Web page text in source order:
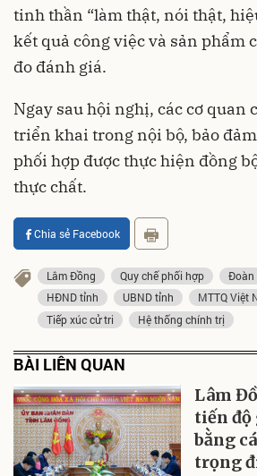
tinh thần “làm thật, nói thật,
kết quả công việc và sản phẩm
đo đánh giá.
Ngay sau hội nghị, các cơ quan
triển khai trong nội bộ, bảo
phối hợp được thực hiện đồng
thực chất.
Chia sẻ Facebook
Lâm Đồng Quy chế phối hợp
Đoàn
HĐND tỉnh
UBND tỉnh MTTQ Việt
Tiếp xúc cử tri
Hệ thống chính trị
BÀI LIÊN QUAN
Lâm
tiến độ
bằng
trọng